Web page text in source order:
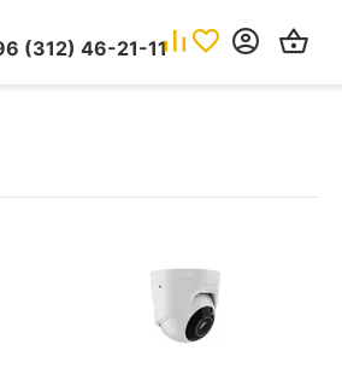
(312) 46-21-11